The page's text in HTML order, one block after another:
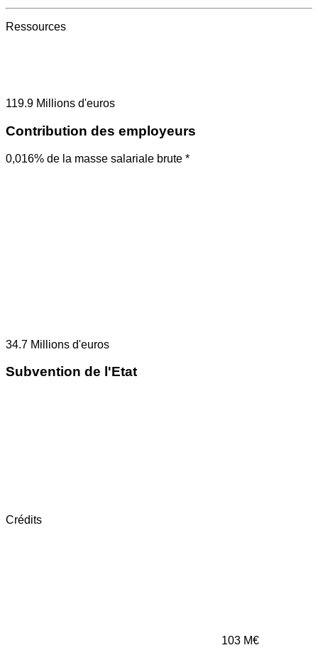
Ressources
119.9 Millions d'euros
Contribution des employeurs
0,016% de la masse salariale brute *
34.7 Millions d'euros
Subvention de l'Etat
Crédits
103 M€